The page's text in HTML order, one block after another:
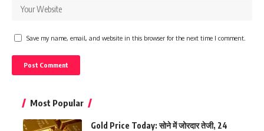
Save my name, email, and website in this browser for the next time I comment.
Most Popular
Gold Price Today: सोने में जोरदार तेजी, 24